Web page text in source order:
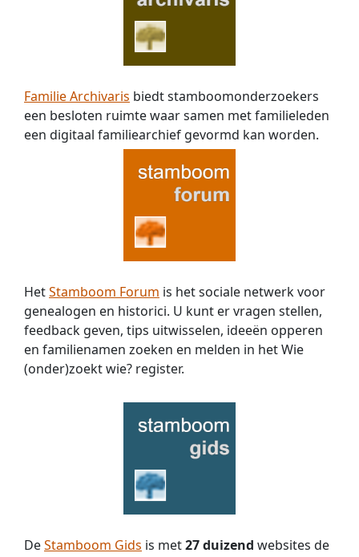
Familie Archivaris biedt stamboomonderzoekers
een besloten ruimte waar samen met familieleden
een digitaal familiearchief gevormd kan worden.
HetStamboom Forum is het sociale netwerk voor
genealogen en historici. U kunt er vragen stellen,
feedback geven, tips uitwisselen, ideeën opperen
en familienamen zoeken en melden in het Wie
(onder)zoekt wie? register.
DeStamboom Gids is met27 duizend websites de